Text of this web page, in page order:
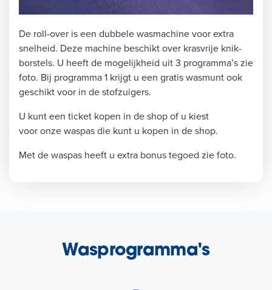
De roll-over is een dubbele wasmachine voor extra
snelheid. Deze machine beschikt over krasvrije knik-
borstels. U heeft de mogelijkheid uit 3 programma’s zie
foto. Bij programma 1 krijgt u een gratis wasmunt ook
geschikt voor in de stofzuigers.
U kunt een ticket kopen in de shop of u kiest
voor onze waspas die kunt u kopen in de shop.
Met de waspas heeft u extra bonus tegoed zie foto.
Wasprogramma's